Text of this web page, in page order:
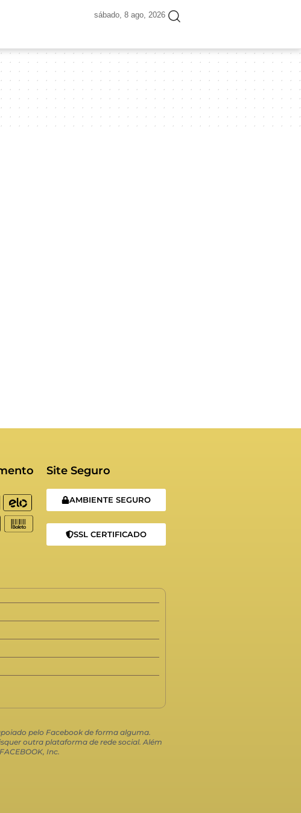
sábado, 8 ago, 2026
Site Seguro
AMBIENTE SEGURO
SSL CERTIFICADO
pelo Facebook de forma alguma.
outra plataforma de rede social. Além
Inc.